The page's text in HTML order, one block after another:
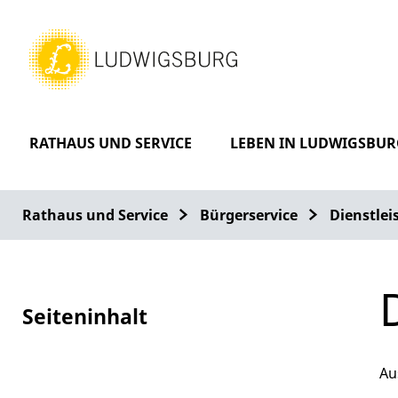
RATHAUS UND SERVICE LEBEN IN
Rathaus und Service Bürgerservice
Seiteninhalt